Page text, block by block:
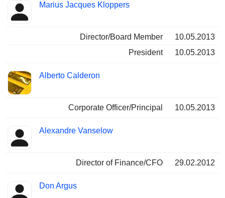
Marius Jacques Kloppers
Director/Board Member
10.05.2013
President
10.05.2013
Alberto Calderon
Corporate Officer/Principal 10.05.2013
Alexandre Vanselow
Director of Finance/CFO 29.02.2012
Don Argus